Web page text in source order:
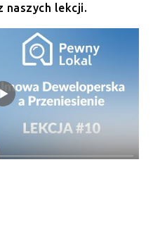
naszych lekcji.